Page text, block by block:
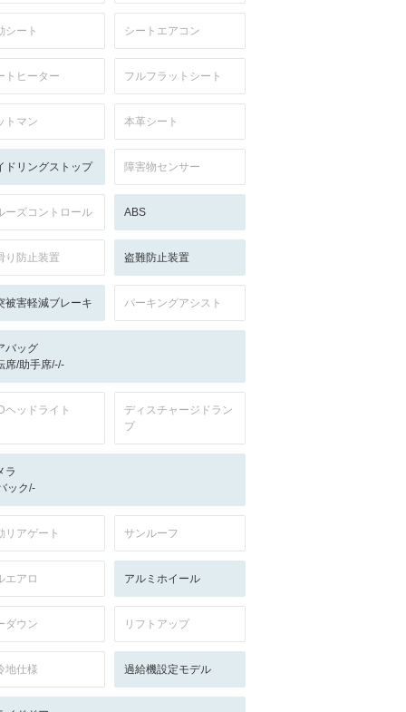
シート シートエアコン
トヒーター フルフラットシート
トマン 本革シート
ドリングストップ 障害物センサー
ーズコントロール ABS
り防止装置 盗難防止装置
被害軽減ブレーキ パーキングアシスト
バッグ
席/助手席/-/-
ヘッドライト
ディスチャージドラン
プ
ラ
ック/-
リアゲート サンルーフ
エアロ アルミホイール
ダウン リフトアップ
地仕様 過給機設定モデル